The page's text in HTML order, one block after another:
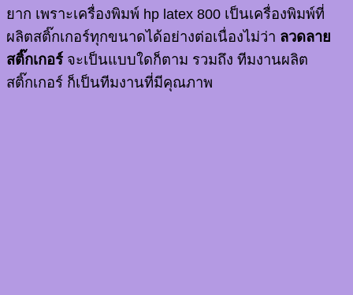
ยาก เพราะเครื่องพิมพ์ hp latex 800 เป็นเครื่องพิมพ์ที่
ผลิตสติ๊กเกอร์ทุกขนาดได้อย่างต่อเนื่องไม่ว่า ลวดลาย
สติ๊กเกอร์ จะเป็นแบบใดก็ตาม รวมถึง ทีมงานผลิต
สติ๊กเกอร์ ก็เป็นทีมงานที่มีคุณภาพ